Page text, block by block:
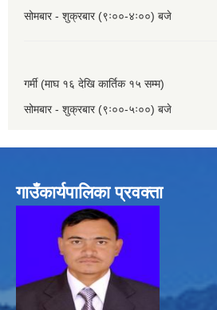
सोमबार - शुक्रबार (९ः००-४ः००) बजे
गर्मी (माघ १६ देखि कार्तिक १५ सम्म)
सोमबार - शुक्रबार (९ः००-५ः००) बजे
गाउँकार्यपालिका प्रवक्ता